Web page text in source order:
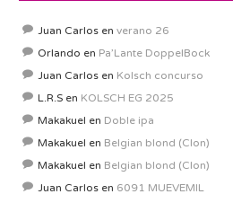
Juan Carlos en verano 26
Orlando en Pa’Lante DoppelBock
Juan Carlos en Kolsch concurso
L.R.S en KOLSCH EG 2025
Makakuel en Doble ipa
Makakuel en Belgian blond (Clon)
Makakuel en Belgian blond (Clon)
Juan Carlos en 6091 MUEVEMIL